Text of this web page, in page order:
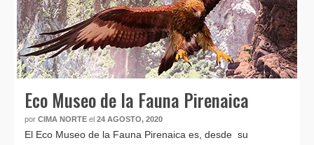
Eco Museo de la Fauna Pirenaica
por CIMA NORTE el 24 AGOSTO, 2020
El Eco Museo de la Fauna Pirenaica es, desde su